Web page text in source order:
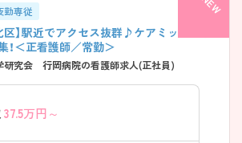
勤専従
区】駅近でアクセス抜群♪ケアミックス病
！＜正看護師／常勤＞
研究会 行岡病院の看護師求人(正社員)
37.5万円～